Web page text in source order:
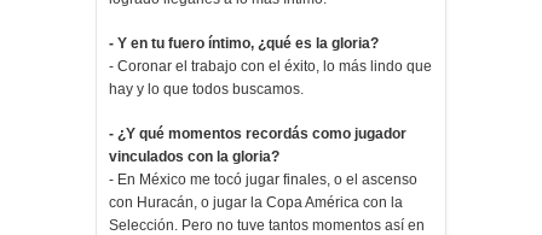
- Y en tu fuero íntimo, ¿qué es la gloria?
- Coronar el trabajo con el éxito, lo más lindo que
hay y lo que todos buscamos.
- ¿Y qué momentos recordás como jugador
vinculados con la gloria?
- En México me tocó jugar finales, o el ascenso
con Huracán, o jugar la Copa América con la
Selección. Pero no tuve tantos momentos así en